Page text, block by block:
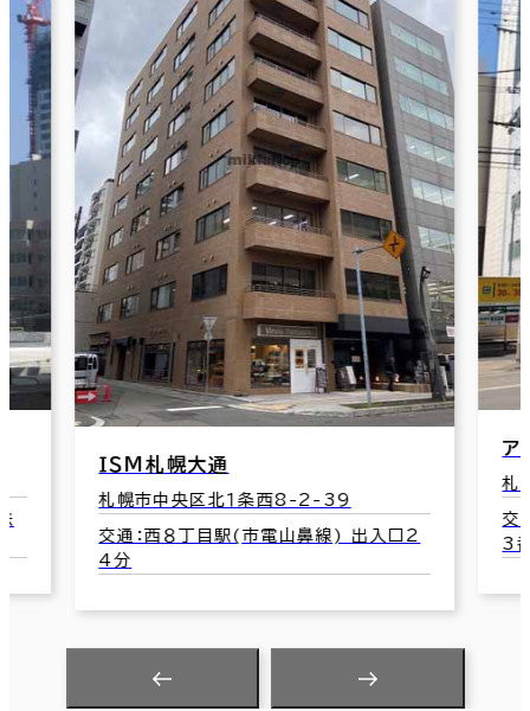
ＩＳＭ札幌大通
札幌市中央区北１条西8-2-39
交通：西８丁目駅(市電山鼻線) 出入口2
4分
ア
札
交
3